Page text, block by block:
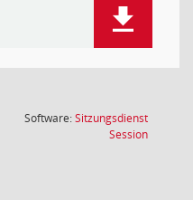
Software:Sitzungsdienst
Session(Wird in